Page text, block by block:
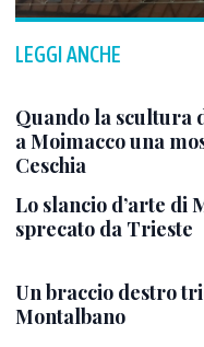
LEGGI ANCHE
Quando la scultura
a Moimacco una
Ceschia
Lo slancio d’arte di
sprecato da Trieste
Un braccio destro
Montalbano